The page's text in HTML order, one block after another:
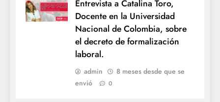
Entrevista a Catalina Toro,
Docente en la Universidad
Nacional de Colombia, sobre
el decreto de formalización
laboral.
admin
8 meses desde que se
envió
0